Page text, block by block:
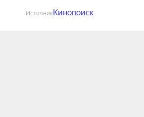
ИсточникКинопоиск